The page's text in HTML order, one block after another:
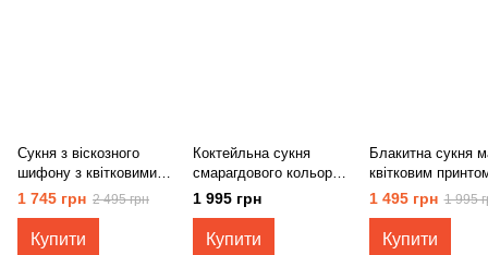
Сукня з віскозного
шифону з квітковими
мотивами 5763
1 745 грн 2 495 грн
Купити
Коктейльна сукня
смарагдового кольору з
драпіруванням 5826з
1 995 грн
Купити
Блакитна сукня
квітковим
1 495 грн 1 995
Купити